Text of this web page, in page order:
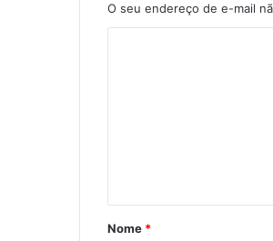
O seu endereço de e-mail
á
r
Nome *